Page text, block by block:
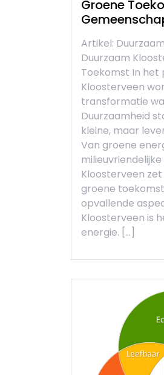
Groene
Artikel:
Duurzaam
Toekomst In
Kloosterveen
transformatie
Duurzaamheid
kleine, maar
Van groene
Kloosterveen
groene
opvallende
Kloosterveen is
energie. […]